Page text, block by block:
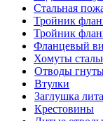
Стальная
Тройник
Тройник
Фланцевый
Хомуты
Отводы
Втулки
Заглушка
Крестовины